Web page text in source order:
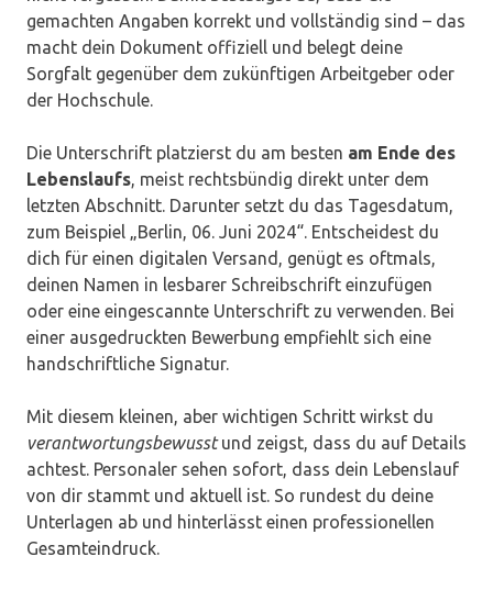
gemachten Angaben korrekt und vollständig sind – das
macht dein Dokument offiziell und belegt deine
Sorgfalt gegenüber dem zukünftigen Arbeitgeber oder
der Hochschule.
Die Unterschrift platzierst du am besten am Ende des
Lebenslaufs, meist rechtsbündig direkt unter dem
letzten Abschnitt. Darunter setzt du das Tagesdatum,
zum Beispiel „Berlin, 06. Juni 2024“. Entscheidest du
dich für einen digitalen Versand, genügt es oftmals,
deinen Namen in lesbarer Schreibschrift einzufügen
oder eine eingescannte Unterschrift zu verwenden. Bei
einer ausgedruckten Bewerbung empfiehlt sich eine
handschriftliche Signatur.
Mit diesem kleinen, aber wichtigen Schritt wirkst du
verantwortungsbewusstund zeigst, dass du auf Details
achtest. Personaler sehen sofort, dass dein Lebenslauf
von dir stammt und aktuell ist. So rundest du deine
Unterlagen ab und hinterlässt einen professionellen
Gesamteindruck.